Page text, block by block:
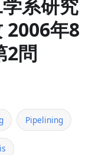
系研究
2006年8
2問
Pipelining